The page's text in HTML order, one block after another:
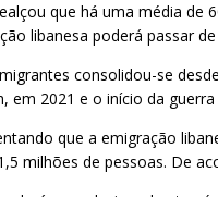
que há uma média de
libanesa poderá passar
consolidou-se
em 2021 e o início da
que a emigração
milhões de pessoas. De